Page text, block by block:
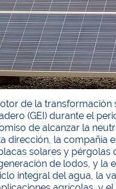
de la transformación
(GEI) durante el
de alcanzar la
dirección, la compañía
solares y pérgolas
de lodos, y la
integral del agua, la